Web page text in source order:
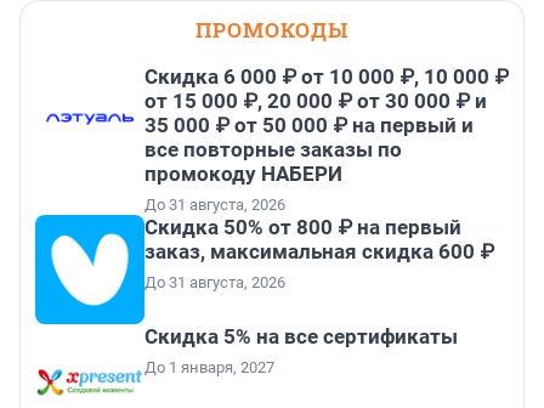
ПРОМОКОДЫ
Скидка 6 000 ₽ от 10 000 ₽, 10 000 ₽
от 15 000 ₽, 20 000 ₽ от 30 000 ₽ и
35 000 ₽ от 50 000 ₽ на первый и
все повторные заказы по
промокоду НАБЕРИ
До 31 августа, 2026
Скидка 50% от 800 ₽ на первый
заказ, максимальная скидка 600 ₽
До 31 августа, 2026
Скидка 5% на все сертификаты
До 1 января, 2027